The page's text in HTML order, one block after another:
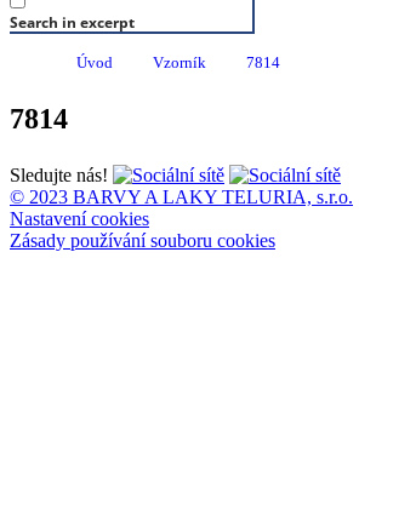
Search in excerpt
Úvod Vzorník 7814
7814
Sledujte nás!
© 2023 BARVY A LAKY TELURIA, s.r.o.
Nastavení cookies
Zásady používání souboru cookies